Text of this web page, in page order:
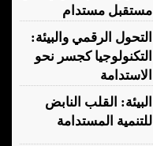
مستقبل مستدام
التحول الرقمي والبيئة:
التكنولوجيا كجسر نحو
الاستدامة
البيئة: القلب النابض
للتنمية المستدامة